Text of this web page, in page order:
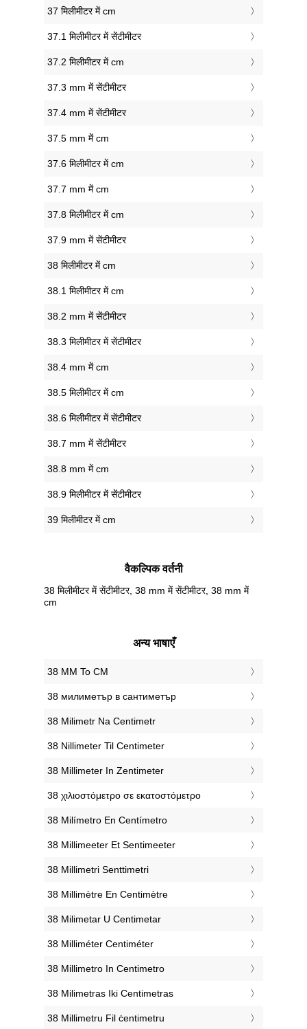
37 मिलीमीटर में cm
37.1 मिलीमीटर में सेंटीमीटर
37.2 मिलीमीटर में cm
37.3 mm में सेंटीमीटर
37.4 mm में सेंटीमीटर
37.5 mm में cm
37.6 मिलीमीटर में cm
37.7 mm में cm
37.8 मिलीमीटर में cm
37.9 mm में सेंटीमीटर
38 मिलीमीटर में cm
38.1 मिलीमीटर में cm
38.2 mm में सेंटीमीटर
38.3 मिलीमीटर में सेंटीमीटर
38.4 mm में cm
38.5 मिलीमीटर में cm
38.6 मिलीमीटर में सेंटीमीटर
38.7 mm में सेंटीमीटर
38.8 mm में cm
38.9 मिलीमीटर में सेंटीमीटर
39 मिलीमीटर में cm
वैकल्पिक वर्तनी
38 मिलीमीटर में सेंटीमीटर, 38 mm में सेंटीमीटर, 38 mm में
cm
अन्य भाषाएँ
‎38 MM To CM
‎38 милиметър в сантиметър
‎38 Milimetr Na Centimetr
‎38 Nillimeter Til Centimeter
‎38 Millimeter In Zentimeter
‎38 χιλιοστόμετρο σε εκατοστόμετρο
‎38 Milímetro En Centímetro
‎38 Millimeeter Et Sentimeeter
‎38 Millimetri Senttimetri
‎38 Millimètre En Centimètre
‎38 Milimetar U Centimetar
‎38 Milliméter Centiméter
‎38 Millimetro In Centimetro
‎38 Milimetras Iki Centimetras
‎38 Millimetru Fil ċentimetru